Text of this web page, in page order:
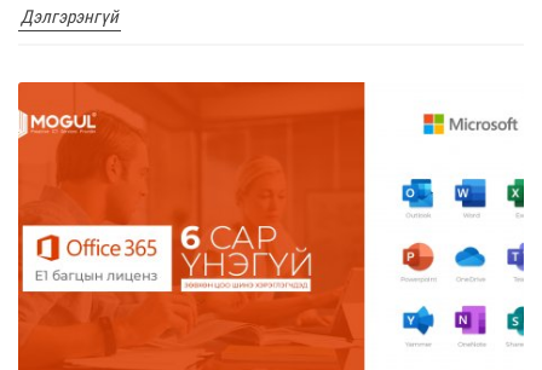
Дэлгэрэнгүй